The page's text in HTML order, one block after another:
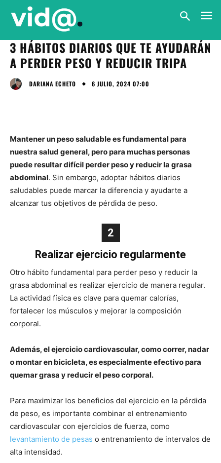
3 HÁBITOS DIARIOS QUE TE AYUDARÁN
A PERDER PESO Y REDUCIR TRIPA
DARIANA ECHETO 6 JULIO, 2024 07:00
Mantener un peso saludable es fundamental para
nuestra salud general, pero para muchas personas
puede resultar difícil perder peso y reducir la grasa
abdominal. Sin embargo, adoptar hábitos diarios
saludables puede marcar la diferencia y ayudarte a
alcanzar tus objetivos de pérdida de peso.
2
Realizar ejercicio regularmente
Otro hábito fundamental para perder peso y reducir la
grasa abdominal es realizar ejercicio de manera regular.
La actividad física es clave para quemar calorías,
fortalecer los músculos y mejorar la composición
corporal.
Además, el ejercicio cardiovascular, como correr, nadar
o montar en bicicleta, es especialmente efectivo para
quemar grasa y reducir el peso corporal.
Para maximizar los beneficios del ejercicio en la pérdida
de peso, es importante combinar el entrenamiento
cardiovascular con ejercicios de fuerza, como
levantamiento de pesas o entrenamiento de intervalos de
alta intensidad.